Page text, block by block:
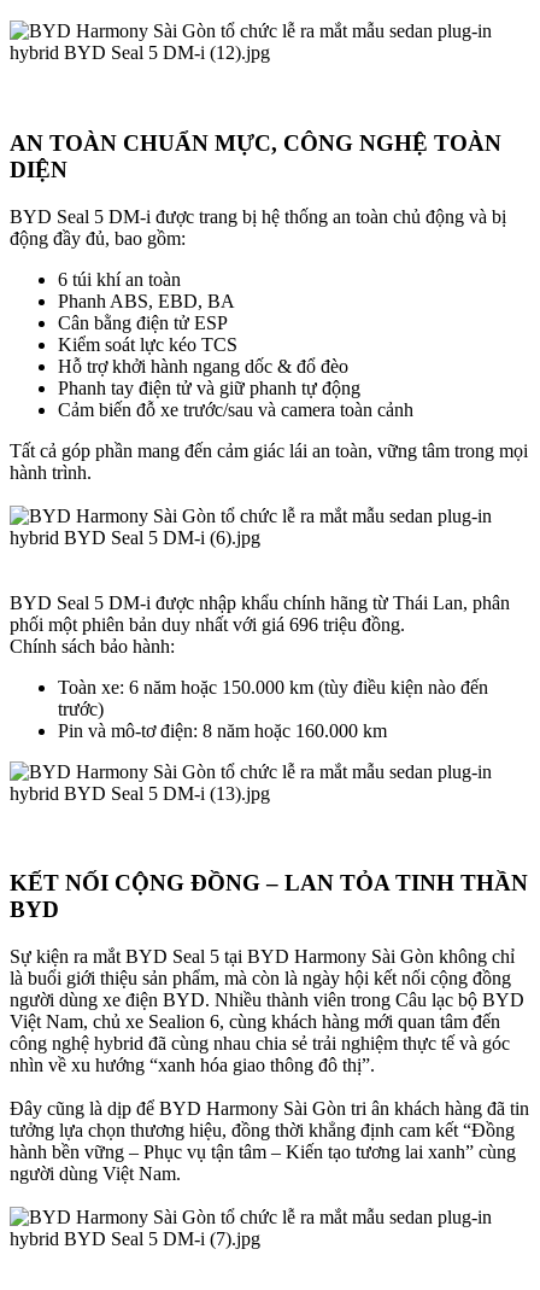
AN TOÀN CHUẨN MỰC, CÔNG NGHỆ TOÀN
DIỆN​
BYD Seal 5 DM-i được trang bị hệ thống an toàn chủ động và bị
động đầy đủ, bao gồm:
6 túi khí an toàn
Phanh ABS, EBD, BA
Cân bằng điện tử ESP
Kiểm soát lực kéo TCS
Hỗ trợ khởi hành ngang dốc & đổ đèo
Phanh tay điện tử và giữ phanh tự động
Cảm biến đỗ xe trước/sau và camera toàn cảnh
Tất cả góp phần mang đến cảm giác lái an toàn, vững tâm trong mọi
hành trình.
BYD Seal 5 DM-i được nhập khẩu chính hãng từ Thái Lan, phân
phối một phiên bản duy nhất với giá 696 triệu đồng.
Chính sách bảo hành:
Toàn xe: 6 năm hoặc 150.000 km (tùy điều kiện nào đến
trước)
Pin và mô-tơ điện: 8 năm hoặc 160.000 km
KẾT NỐI CỘNG ĐỒNG – LAN TỎA TINH THẦN
BYD​
Sự kiện ra mắt BYD Seal 5 tại BYD Harmony Sài Gòn không chỉ
là buổi giới thiệu sản phẩm, mà còn là ngày hội kết nối cộng đồng
người dùng xe điện BYD. Nhiều thành viên trong Câu lạc bộ BYD
Việt Nam, chủ xe Sealion 6, cùng khách hàng mới quan tâm đến
công nghệ hybrid đã cùng nhau chia sẻ trải nghiệm thực tế và góc
nhìn về xu hướng “xanh hóa giao thông đô thị”.
Đây cũng là dịp để BYD Harmony Sài Gòn tri ân khách hàng đã tin
tưởng lựa chọn thương hiệu, đồng thời khẳng định cam kết “Đồng
hành bền vững – Phục vụ tận tâm – Kiến tạo tương lai xanh” cùng
người dùng Việt Nam.